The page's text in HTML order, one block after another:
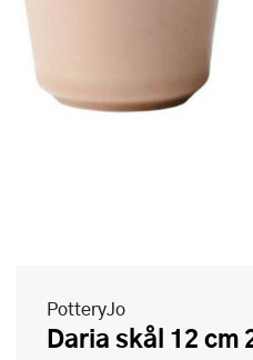
PotteryJo
Daria skål 12